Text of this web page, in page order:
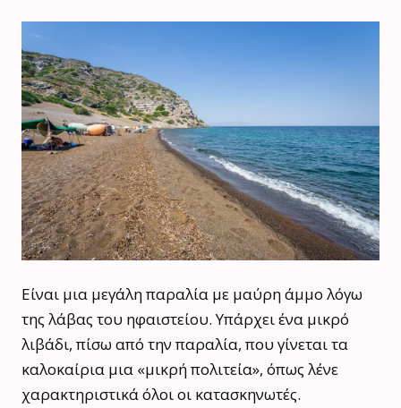
Είναι μια μεγάλη παραλία με μαύρη άμμο λόγω
της λάβας του ηφαιστείου. Υπάρχει ένα μικρό
λιβάδι, πίσω από την παραλία, που γίνεται τα
καλοκαίρια μια «μικρή πολιτεία», όπως λένε
χαρακτηριστικά όλοι οι κατασκηνωτές.